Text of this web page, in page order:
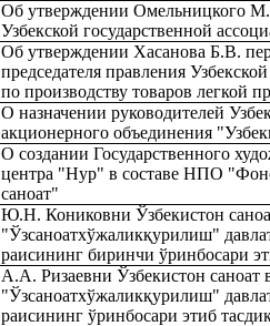
Об утверждении Омельницкого
Узбекской государственной
Об утверждении Хасанова Б.В.
председателя правления
по производству товаров легкой
О назначении руководителей
акционерного объединения
О создании Государственного
центра "Нур" в составе НПО
саноат"
Ю.Н. Кониковни Ўзбекистон
"Ўзсаноатхўжаликқурилиш"
раисининг биринчи ўринбосари
А.А. Ризаевни Ўзбекистон саноат
"Ўзсаноатхўжаликқурилиш"
раисининг ўринбосари этиб тасди